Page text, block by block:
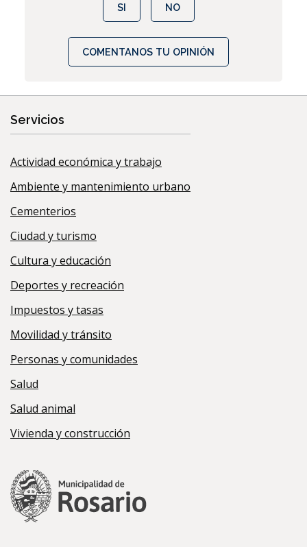
SI NO
COMENTANOS TU OPINIÓN
Servicios
Actividad económica y trabajo
Ambiente y mantenimiento urbano
Cementerios
Ciudad y turismo
Cultura y educación
Deportes y recreación
Impuestos y tasas
Movilidad y tránsito
Personas y comunidades
Salud
Salud animal
Vivienda y construcción